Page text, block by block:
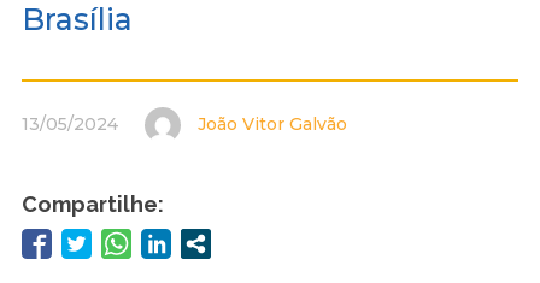
Brasília
13/05/2024 João Vitor Galvão
Compartilhe: